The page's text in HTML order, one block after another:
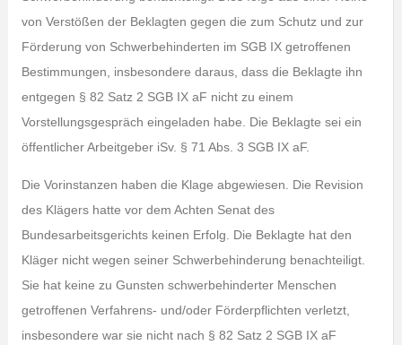
von Verstößen der Beklagten gegen die zum Schutz und zur
Förderung von Schwerbehinderten im SGB IX getroffenen
Bestimmungen, insbesondere daraus, dass die Beklagte ihn
entgegen § 82 Satz 2 SGB IX aF nicht zu einem
Vorstellungsgespräch eingeladen habe. Die Beklagte sei ein
öffentlicher Arbeitgeber iSv. § 71 Abs. 3 SGB IX aF.
Die Vorinstanzen haben die Klage abgewiesen. Die Revision
des Klägers hatte vor dem Achten Senat des
Bundesarbeitsgerichts keinen Erfolg. Die Beklagte hat den
Kläger nicht wegen seiner Schwerbehinderung benachteiligt.
Sie hat keine zu Gunsten schwerbehinderter Menschen
getroffenen Verfahrens- und/oder Förderpflichten verletzt,
insbesondere war sie nicht nach § 82 Satz 2 SGB IX aF